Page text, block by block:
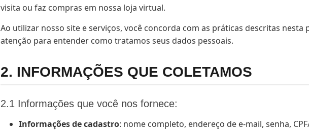
visita ou faz compras em nossa loja virtual.
Ao utilizar nosso site e serviços, você concorda com as práticas descritas nesta
atenção para entender como tratamos seus dados pessoais.
2. INFORMAÇÕES QUE COLETAMOS
2.1 Informações que você nos fornece:
Informações de cadastro: nome completo, endereço de e-mail, senha,